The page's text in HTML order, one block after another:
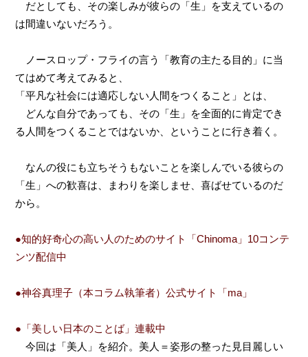
だとしても、その楽しみが彼らの「生」を支えているの
は間違いないだろう。
ノースロップ・フライの言う「教育の主たる目的」に当
てはめて考えてみると、
「平凡な社会には適応しない人間をつくること」とは、
どんな自分であっても、その「生」を全面的に肯定でき
る人間をつくることではないか、ということに行き着く。
なんの役にも立ちそうもないことを楽しんでいる彼らの
「生」への歓喜は、まわりを楽しませ、喜ばせているのだ
から。
●知的好奇心の高い人のためのサイト「Chinoma」10コンテ
ンツ配信中
●神谷真理子（本コラム執筆者）公式サイト「ma」
●「美しい日本のことば」連載中
今回は「美人」を紹介。美人＝姿形の整った見目麗しい